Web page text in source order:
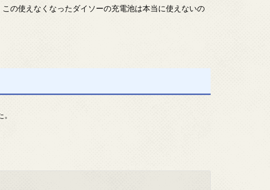
の使えなくなったダイソーの充電池は本当に使えないの